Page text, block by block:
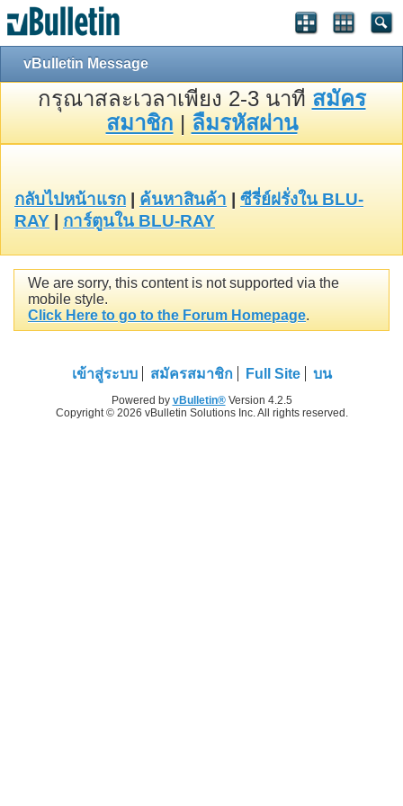
vBulletin Message
กรุณาสละเวลาเพียง 2-3 นาที สมัคร
สมาชิก | ลืมรหัสผ่าน
กลับไปหน้าแรก ค้นหาสินค้า
ซีรี่ย์ฝรั่งใน BLU-
RAY
การ์ตูนใน BLU-RAY
We are sorry, this content is not supported via the
mobile style.
Click Here to go to the Forum Homepage.
เข้าสู่ระบบ สมัครสมาชิก Full Site บน
Powered by vBulletin®Version 4.2.5
Copyright © 2026 vBulletin Solutions Inc. All rights reserved.